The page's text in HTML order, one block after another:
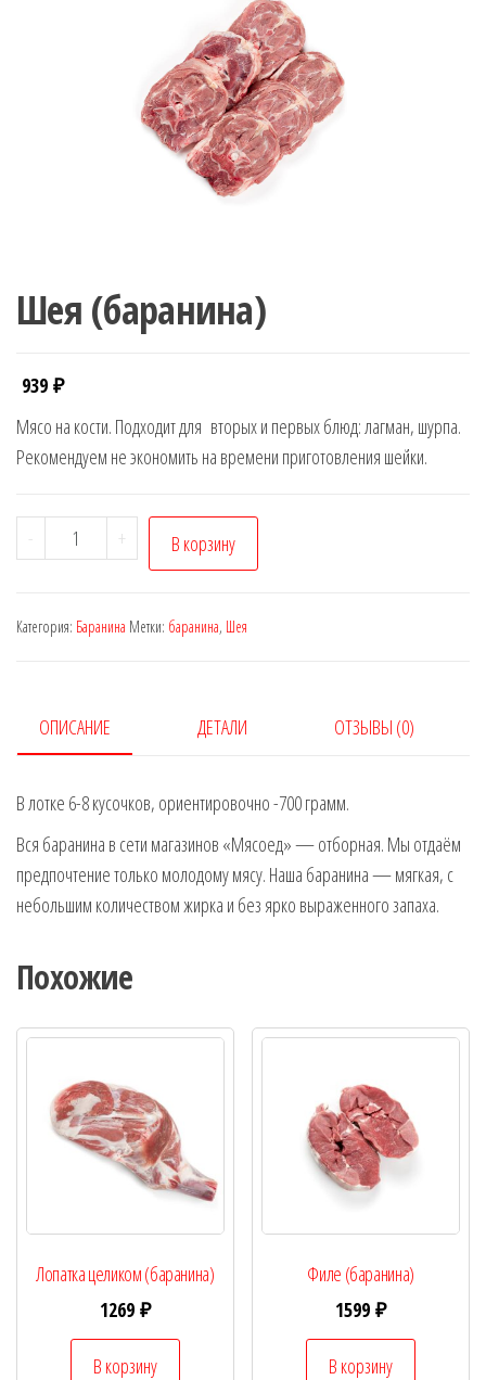
Шея (баранина)
939 ₽
Мясо на кости. Подходит для вторых и первых блюд: лагман, шурпа.
Рекомендуем не экономить на времени приготовления шейки.
-
Количество
товара
(баранина)
+ В корзину
Категория: Баранина Метки: баранина, Шея
ОПИСАНИЕ ДЕТАЛИ ОТЗЫВЫ (0)
В лотке 6-8 кусочков, ориентировочно -700 грамм.
Вся баранина в сети магазинов «Мясоед» — отборная. Мы отдаём
предпочтение только молодому мясу. Наша баранина — мягкая, с
небольшим количеством жирка и без ярко выраженного запаха.
Похожие
Лопатка целиком (баранина)
1269 ₽
В корзину
Филе (баранина)
1599₽
В корзину